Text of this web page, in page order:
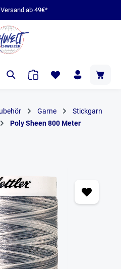
Gratis Versand ab 49€*
Garne
Stickgarn
Poly Sheen 800 Meter